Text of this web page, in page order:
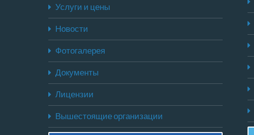
Услуги и цены
Новости
Фотогалерея
Документы
Лицензии
Вышестоящие организации